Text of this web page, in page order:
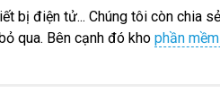
bị điện tử... Chúng tôi còn chia
qua. Bên cạnh đó kho phần